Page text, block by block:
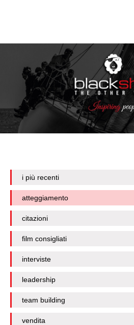
i più recenti
atteggiamento
citazioni
film consigliati
interviste
leadership
team building
vendita